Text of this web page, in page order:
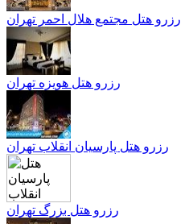
رزرو هتل مجتمع هلال احمر تهران
رزرو هتل هویزه تهران
رزرو هتل پارسیان انقلاب تهران
رزرو هتل بزرگ تهران